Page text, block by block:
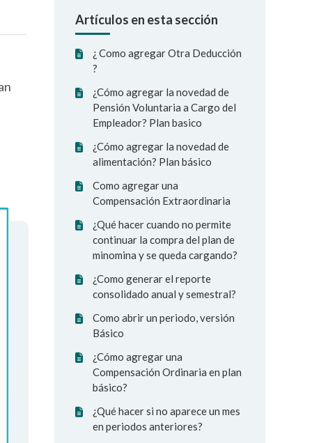
Artículos en esta sección
¿ Como agregar Otra Deducción
?
¿Cómo agregar la novedad de
Pensión Voluntaria a Cargo del
Empleador? Plan basico
¿Cómo agregar la novedad de
alimentación? Plan básico
Como agregar una
Compensación Extraordinaria
¿Qué hacer cuando no permite
continuar la compra del plan de
minomina y se queda cargando?
¿Como generar el reporte
consolidado anual y semestral?
Como abrir un periodo, versión
Básico
¿Cómo agregar una
Compensación Ordinaria en plan
básico?
¿Qué hacer si no aparece un mes
en periodos anteriores?